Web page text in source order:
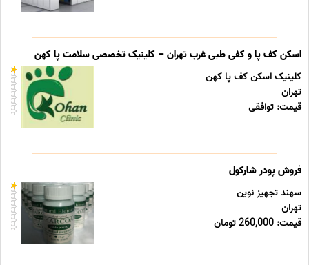
اسکن کف پا و کفی طبی غرب تهران – کلینیک تخصصی سلامت پا کهن
کلینیک اسکن کف پا کهن
تهران
قیمت: توافقی
فروش پودر شارکول
سهند تجهیز نوین
تهران
قیمت: 260,000 تومان